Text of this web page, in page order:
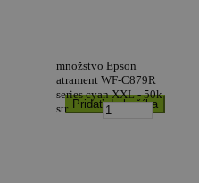
množstvo Epson
atrament WF-C879R
series cyan XXL - 50k
str. Pridať do košíka